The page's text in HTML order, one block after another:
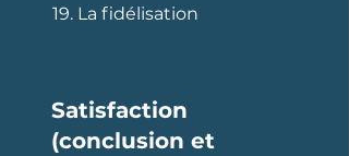
19. La fidélisation
Satisfaction
(conclusion et